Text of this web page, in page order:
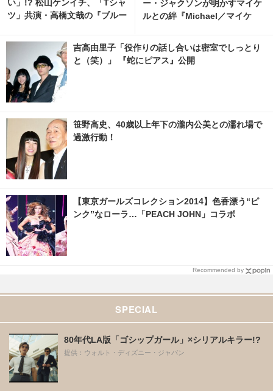
い」!? 松山ケンイチ、「Tシャ
ツ」共演・高橋文哉の『ブルー
ー・ジャクソンが明かすマイケ
ルとの絆『Michael／マイケ
吉高由里子「役作りの話し合いは密室でしっとり
と（笑）」 『蛇にピアス』公開
笹野高史、40歳以上年下の瀧内公美との濡れ場で
過激行動！
【東京ガールズコレクション2014】色香漂う“ピ
ンク”なローラ…「PEACH JOHN」コラボ
Recommended by
SPECIAL
80年代LA版「ゴシップガール」×シリアルキラー!?
提供：ウォルト・ディズニー・ジャパン